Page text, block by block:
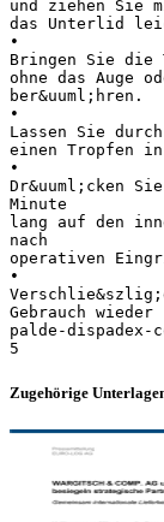
und ziehen Sie
das Unterlid
•
Bringen Sie die
ohne das Auge
ber&uuml;hren.
•
Lassen Sie
einen Tropfen
•
Dr&uuml;cken
Minute
lang auf den
nach
operativen
•
Gebrauch wieder
palde-dispadex-
Zugehörige